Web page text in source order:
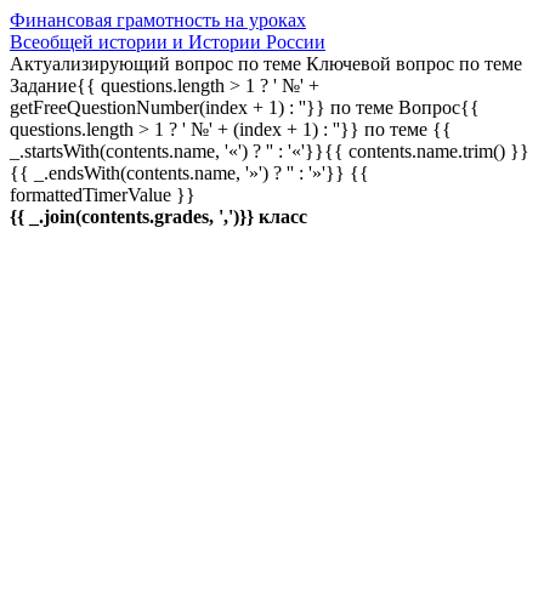
Финансовая грамотность на уроках
Всеобщей истории и Истории России
Актуализирующий вопрос по теме Ключевой вопрос по теме
Задание{{ questions.length > 1 ? ' №' +
getFreeQuestionNumber(index + 1) : ''}} по теме Вопрос{{
questions.length > 1 ? ' №' + (index + 1) : ''}} по теме {{
_.startsWith(contents.name, '«') ? '' : '«'}}{{ contents.name.trim() }}
{{ _.endsWith(contents.name, '»') ? '' : '»'}} {{
formattedTimerValue }}
{{ _.join(contents.grades, ',')}} класс